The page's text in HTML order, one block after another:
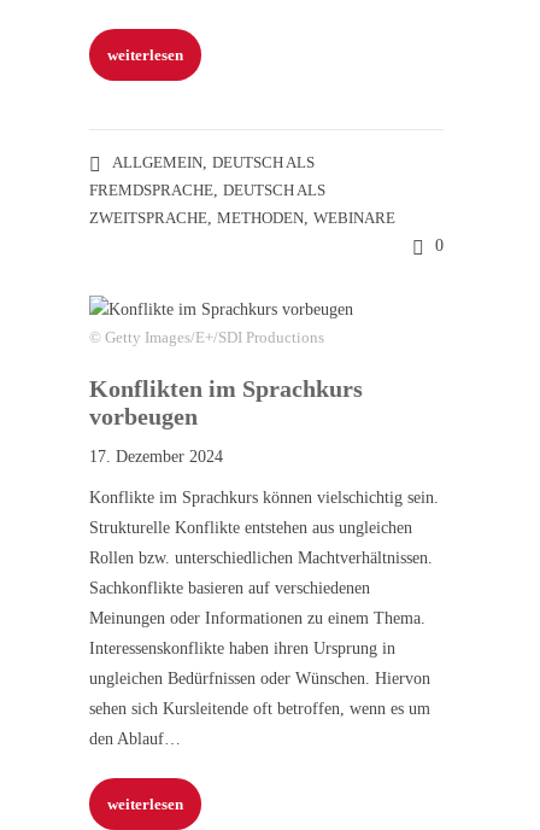
weiterlesen
ALLGEMEIN, DEUTSCH ALS
FREMDSPRACHE, DEUTSCH ALS
ZWEITSPRACHE, METHODEN, WEBINARE
0
© Getty Images/E+/SDI Productions
Konflikten im Sprachkurs
vorbeugen
17. Dezember 2024
Konflikte im Sprachkurs können vielschichtig sein.
Strukturelle Konflikte entstehen aus ungleichen
Rollen bzw. unterschiedlichen Machtverhältnissen.
Sachkonflikte basieren auf verschiedenen
Meinungen oder Informationen zu einem Thema.
Interessenskonflikte haben ihren Ursprung in
ungleichen Bedürfnissen oder Wünschen. Hiervon
sehen sich Kursleitende oft betroffen, wenn es um
den Ablauf…
weiterlesen